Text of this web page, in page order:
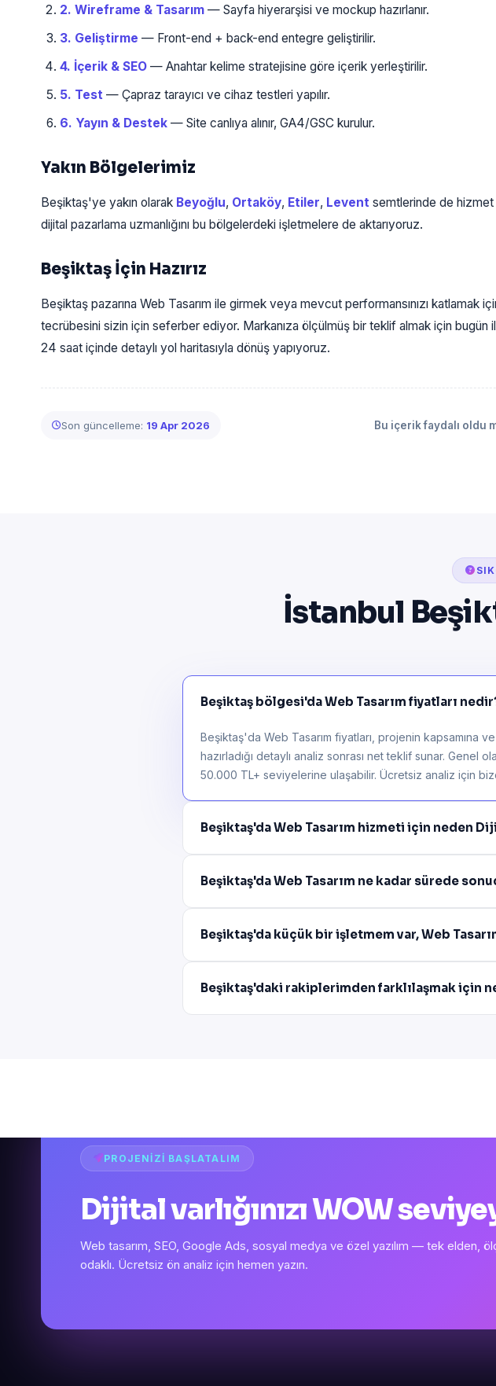
2. Wireframe & Tasarım — Sayfa hiyerarşisi ve mockup hazırlanır.
3. Geliştirme — Front-end + back-end entegre geliştirilir.
4. İçerik & SEO — Anahtar kelime stratejisine göre içerik yerleştirilir.
5. Test — Çapraz tarayıcı ve cihaz testleri yapılır.
6. Yayın & Destek — Site canlıya alınır, GA4/GSC kurulur.
Yakın Bölgelerimiz
Beşiktaş'ye yakın olarak Beyoğlu, Ortaköy, Etiler, Levent semtlerinde de hizmet
dijital pazarlama uzmanlığını bu bölgelerdeki işletmelere de aktarıyoruz.
Beşiktaş İçin Hazırız
Beşiktaş pazarına Web Tasarım ile girmek veya mevcut performansınızı katlamak
tecrübesini sizin için seferber ediyor. Markanıza ölçülmüş bir teklif almak için
24 saat içinde detaylı yol haritasıyla dönüş yapıyoruz.
Son güncelleme: 19 Apr 2026 Bu içerik faydalı oldu
İstanbul
Beşiktaş bölgesi'da Web Tasarım fiyatları
Beşiktaş'da Web Tasarım fiyatları, projenin kapsamına
hazırladığı detaylı analiz sonrası net teklif sunar.
50.000 TL+ seviyelerine ulaşabilir. Ücretsiz analiz için
Beşiktaş'da Web Tasarım hizmeti için neden
Beşiktaş'da Web Tasarım ne kadar sürede
Beşiktaş'da küçük bir işletmem var, Web
Beşiktaş'daki rakiplerimden farklılaşmak için
PROJENIZI BAŞLATALIM
Dijital varlığınızı WOW
Web tasarım, SEO, Google Ads, sosyal medya ve özel yazılım — tek elden,
odaklı. Ücretsiz ön analiz için hemen yazın.